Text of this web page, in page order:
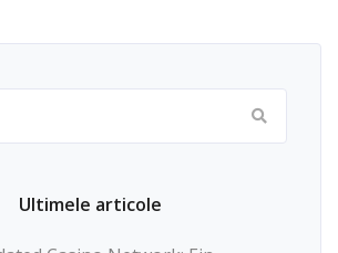
Ultimele articole